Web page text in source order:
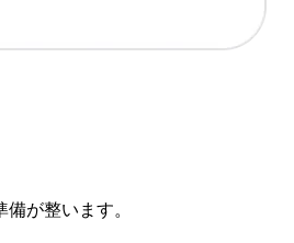
が整います。